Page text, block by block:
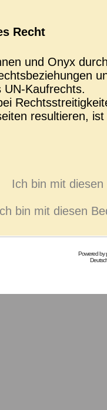
Recht
und Onyx
UN-Kaufrechts.
resultieren,
Ich bin mit
bin mit diesen
Powered by